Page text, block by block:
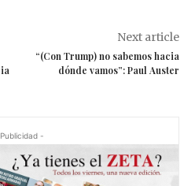
Next article
“(Con Trump) no sabemos hacia
dónde vamos”: Paul Auster
-